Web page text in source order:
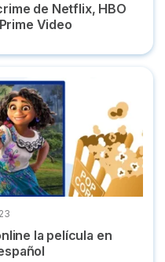
de Netflix, HBO
Video
en streaming español
la película en